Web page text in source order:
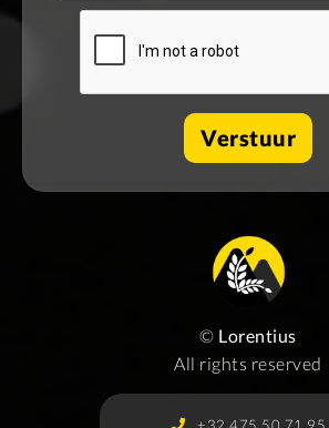
© Lorentius
All rights reserved
+32 475 50 71 95